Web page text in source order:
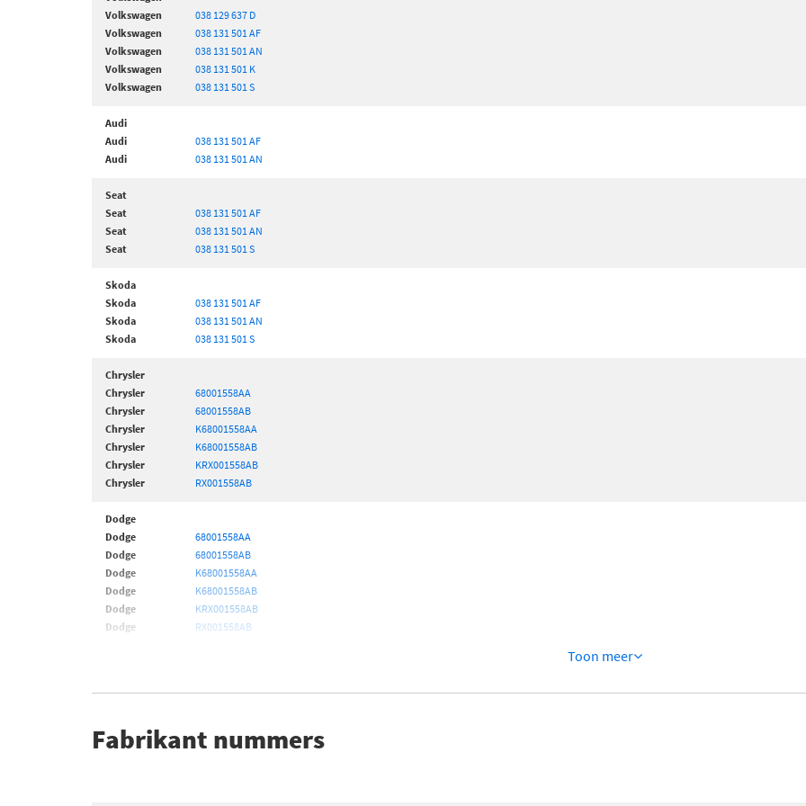
Volkswagen
038 129 637 D
Volkswagen
038 131 501 AF
Volkswagen
038 131 501 AN
Volkswagen
038 131 501 K
Volkswagen
038 131 501 S
Audi
Audi
038 131 501 AF
Audi
038 131 501 AN
Seat
Seat
038 131 501 AF
Seat
038 131 501 AN
Seat
038 131 501 S
Skoda
Skoda
038 131 501 AF
Skoda
038 131 501 AN
Skoda
038 131 501 S
Chrysler
Chrysler
68001558AA
Chrysler
68001558AB
Chrysler
K68001558AA
Chrysler
K68001558AB
Chrysler
KRX001558AB
Chrysler
RX001558AB
Dodge
Dodge
68001558AA
Dodge
68001558AB
Dodge
K68001558AA
Dodge
K68001558AB
Dodge
KRX001558AB
Dodge
RX001558AB
Toon meer
Fabrikant nummers